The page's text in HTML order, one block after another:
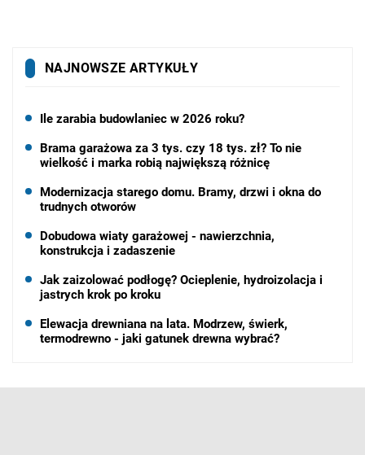
NAJNOWSZE ARTYKUŁY
Ile zarabia budowlaniec w 2026 roku?
Brama garażowa za 3 tys. czy 18 tys. zł? To nie
wielkość i marka robią największą różnicę
Modernizacja starego domu. Bramy, drzwi i okna do
trudnych otworów
Dobudowa wiaty garażowej - nawierzchnia,
konstrukcja i zadaszenie
Jak zaizolować podłogę? Ocieplenie, hydroizolacja i
jastrych krok po kroku
Elewacja drewniana na lata. Modrzew, świerk,
termodrewno - jaki gatunek drewna wybrać?